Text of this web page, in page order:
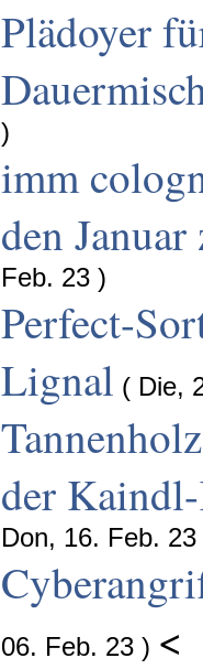
Plädoyer
)
imm
den
Feb. 23 )
Perfect-
Lignal ( Die,
der
Don, 16. Feb. 23
06. Feb. 23 ) <